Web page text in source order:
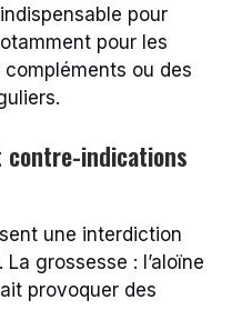
pour
pour les
ou des
contre-indications
une interdiction
grossesse : l’aloïne
provoquer des